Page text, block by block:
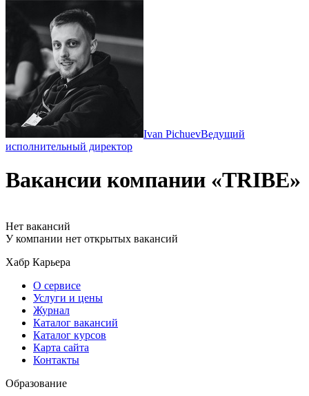
Ivan PichuevВедущий
исполнительный директор
Вакансии компании «TRIBE»
Нет вакансий
У компании нет открытых вакансий
Хабр Карьера
О сервисе
Услуги и цены
Журнал
Каталог вакансий
Каталог курсов
Карта сайта
Контакты
Образование